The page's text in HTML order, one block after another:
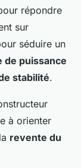
répondre
sur
séduire un
de puissance
stabilité.
à orienter
revente du